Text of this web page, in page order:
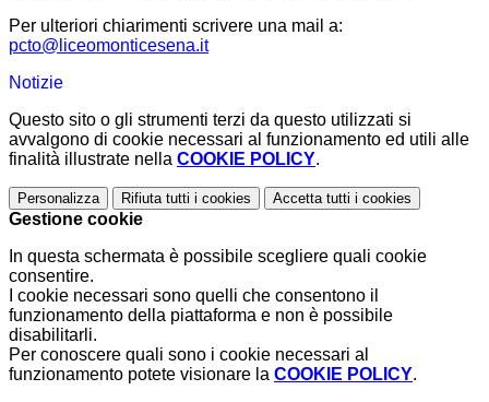
Per ulteriori chiarimenti scrivere una mail a:
pcto@liceomonticesena.it
Notizie
Questo sito o gli strumenti terzi da questo utilizzati si
avvalgono di cookie necessari al funzionamento ed utili alle
finalità illustrate nella COOKIE POLICY.
Personalizza Rifiuta tutti i cookies Accetta tutti i cookies
Gestione cookie
In questa schermata è possibile scegliere quali cookie
consentire.
I cookie necessari sono quelli che consentono il
funzionamento della piattaforma e non è possibile
disabilitarli.
Per conoscere quali sono i cookie necessari al
funzionamento potete visionare la COOKIE POLICY.